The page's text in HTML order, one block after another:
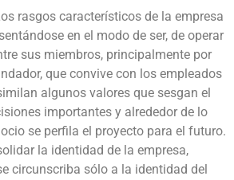
rasgos característicos de la empresa
en el modo de ser, de operar
sus miembros, principalmente por
que convive con los empleados
algunos valores que sesgan el
importantes y alrededor de lo
se perfila el proyecto para el futuro.
la identidad de la empresa,
circunscriba sólo a la identidad del